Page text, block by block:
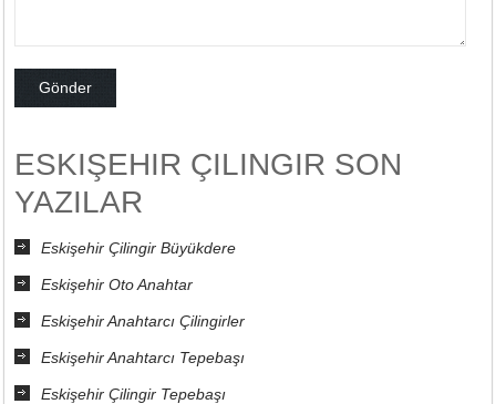
ESKIŞEHIR ÇILINGIR SON
YAZILAR
Eskişehir Çilingir Büyükdere
Eskişehir Oto Anahtar
Eskişehir Anahtarcı Çilingirler
Eskişehir Anahtarcı Tepebaşı
Eskişehir Çilingir Tepebaşı